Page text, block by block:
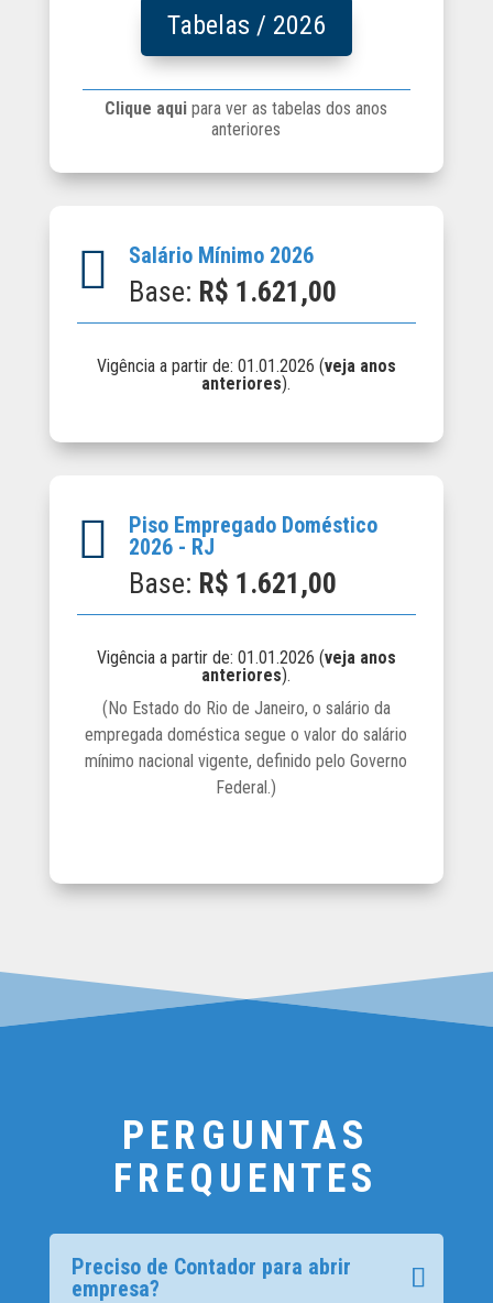
Tabelas / 2026
Clique aqui para ver as tabelas dos anos
anteriores
 Salário Mínimo 2026
Base: R$ 1.621,00
Vigência a partir de: 01.01.2026 (veja anos
anteriores).

Piso Empregado Doméstico
2026 - RJ
Base: R$ 1.621,00
Vigência a partir de: 01.01.2026 (veja anos
anteriores).
(No Estado do Rio de Janeiro, o salário da
empregada doméstica segue o valor do salário
mínimo nacional vigente, definido pelo Governo
Federal.)
PERGUNTAS
FREQUENTES
Preciso de Contador para abrir
empresa?